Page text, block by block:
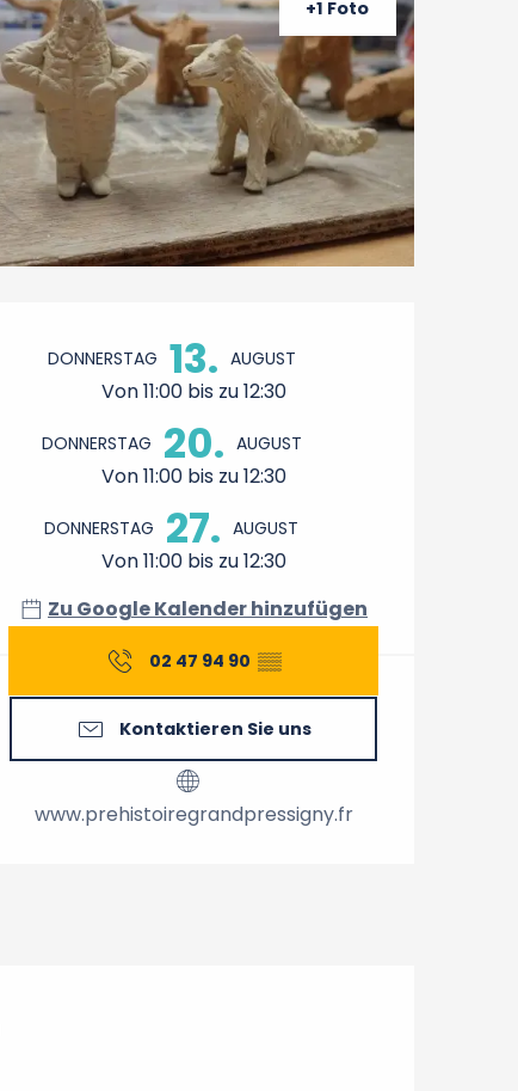
+1 Foto
Öffnungszeiten &
DONNERSTAG 13. AUGUST
Von 11:00 bis zu 12:30
DONNERSTAG 20. AUGUST
Von 11:00 bis zu 12:30
DONNERSTAG 27. AUGUST
Von 11:00 bis zu 12:30
Zu Google Kalender hinzufügen
02 47 94 90 ▒▒
Kontaktieren Sie uns
www.prehistoiregrandpressigny.fr